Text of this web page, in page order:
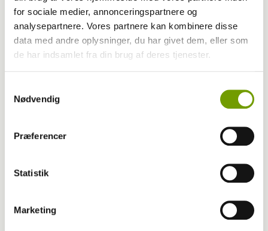
for sociale medier, annonceringspartnere og
analysepartnere. Vores partnere kan kombinere disse
data med andre oplysninger, du har givet dem, eller som
de har indsamlet fra din brug af deres tjenester.
Nødvendig
Præferencer
Statistik
Marketing